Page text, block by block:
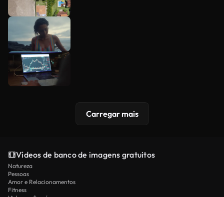
Carregar mais
Vídeos de banco de imagens gratuitos
Natureza
Pessoas
Amor e Relacionamentos
Fitness